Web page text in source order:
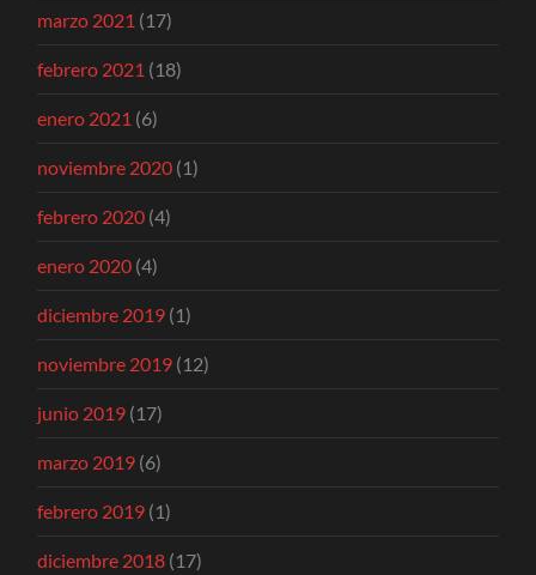
marzo 2021 (17)
febrero 2021 (18)
enero 2021 (6)
noviembre 2020 (1)
febrero 2020 (4)
enero 2020 (4)
diciembre 2019 (1)
noviembre 2019 (12)
junio 2019 (17)
marzo 2019 (6)
febrero 2019 (1)
diciembre 2018 (17)